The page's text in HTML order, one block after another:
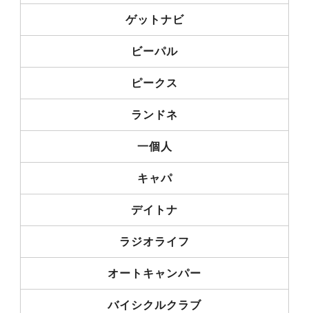
ゲットナビ
ビーパル
ピークス
ランドネ
一個人
キャパ
デイトナ
ラジオライフ
オートキャンパー
バイシクルクラブ